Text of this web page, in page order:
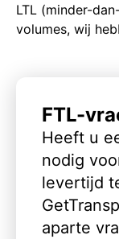
LTL (minder-
volumes, wij
FTL-
Heeft u
nodig
levertijd
aparte